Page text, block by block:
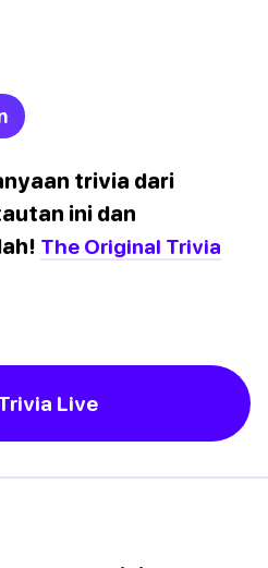
trivia dari
ini dan
The Original Trivia
Live